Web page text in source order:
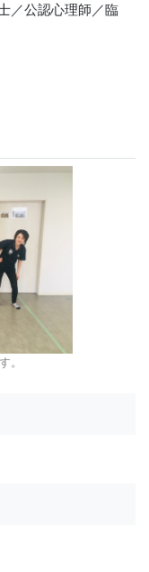
／公認心理師／臨
。